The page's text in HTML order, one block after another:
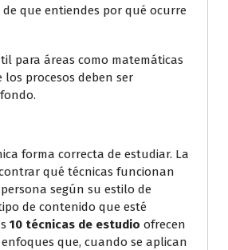
que entiendes por qué ocurre
para áreas como matemáticas
los procesos deben ser
forma correcta de estudiar. La
qué técnicas funcionan
según su estilo de
de contenido que esté
10 técnicas de estudio ofrecen
que, cuando se aplican